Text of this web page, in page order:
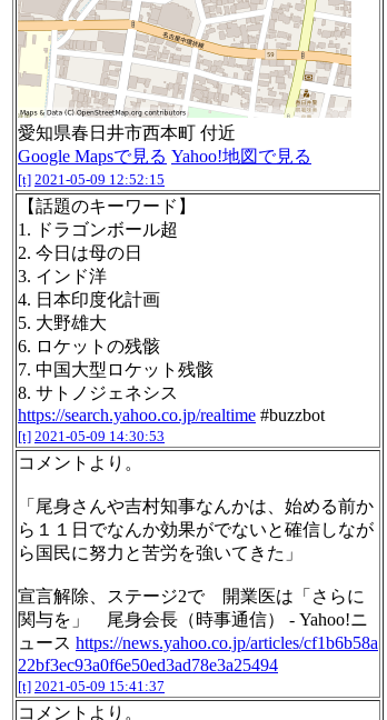
愛知県春日井市西本町 付近
Google Mapsで見る Yahoo!地図で見る
[t] 2021-05-09 12:52:15
【話題のキーワード】
1. ドラゴンボール超
2. 今日は母の日
3. インド洋
4. 日本印度化計画
5. 大野雄大
6. ロケットの残骸
7. 中国大型ロケット残骸
8. サトノジェネシス
https://search.yahoo.co.jp/realtime #buzzbot
[t] 2021-05-09 14:30:53
コメントより。
「尾身さんや吉村知事なんかは、始める前か
ら１１日でなんか効果がでないと確信しなが
ら国民に努力と苦労を強いてきた」
宣言解除、ステージ2で 開業医は「さらに
関与を」 尾身会長（時事通信） - Yahoo!ニ
ュース https://news.yahoo.co.jp/articles/cf1b6b58a
22bf3ec93a0f6e50ed3ad78e3a25494
[t] 2021-05-09 15:41:37
コメントより。